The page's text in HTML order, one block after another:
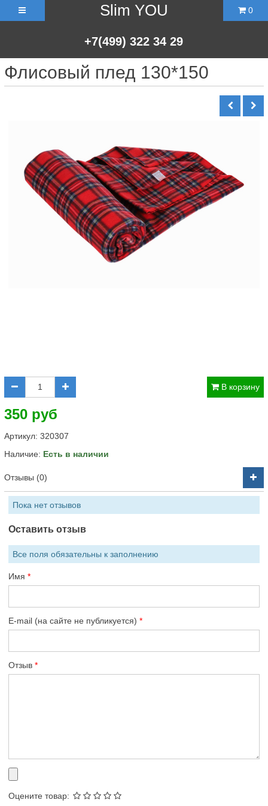
Slim YOU
+7(499) 322 34 29
0
Флисовый плед 130*150
В корзину
350 руб
Артикул: 320307
Наличие: Есть в наличии
Отзывы (0)
Пока нет отзывов
Оставить отзыв
Все поля обязательны к заполнению
Имя
E-mail (на сайте не публикуется)
Отзыв
Оцените товар: